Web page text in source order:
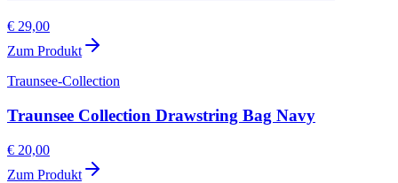
€ 29,00
Zum Produkt
Traunsee-Collection
Traunsee Collection Drawstring Bag Navy
€ 20,00
Zum Produkt